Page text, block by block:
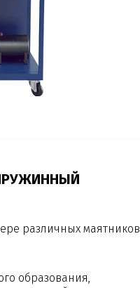
различных маятников
образования,